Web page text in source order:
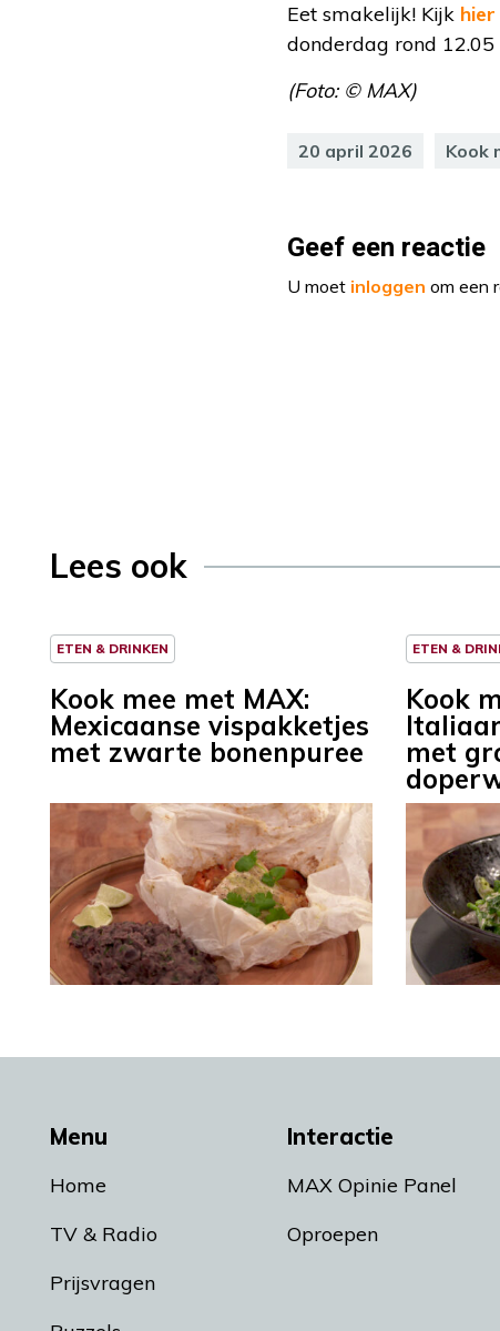
Eet smakelijk! Kijk hier
donderdag rond
(Foto: © MAX)
20 april 2026 Kook
Geef een reactie
U moet inloggen om een
Lees ook
ETEN & DRINKEN
Kook mee met MAX:
Mexicaanse vispakketjes
met zwarte bonenpuree
ETEN &
Kook
met
Menu
Home
TV & Radio
Prijsvragen
Interactie
MAX Opinie Panel
Oproepen